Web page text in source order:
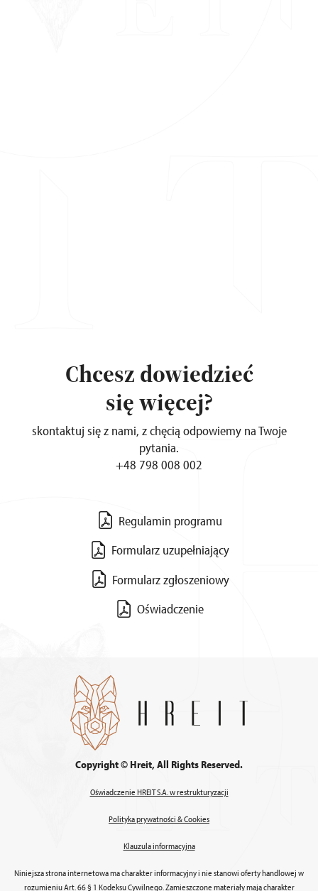
Chcesz dowiedzieć
się więcej?
skontaktuj się z nami, z chęcią odpowiemy na Twoje
pytania.
+48 798 008 002
Regulamin programu
Formularz uzupełniający
Formularz zgłoszeniowy
Oświadczenie
Copyright © Hreit, All Rights Reserved.
Oświadczenie HREIT S.A. w restrukturyzacji
Polityka prywatności & Cookies
Klauzula informacyjna
Niniejsza strona internetowa ma charakter informacyjny i nie stanowi oferty handlowej w
rozumieniu Art. 66 § 1 Kodeksu Cywilnego. Zamieszczone materiały mają charakter